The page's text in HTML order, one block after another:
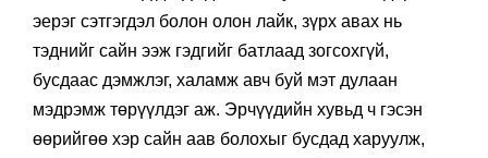
эерэг сэтгэгдэл болон олон лайк, зүрх авах нь
тэднийг сайн ээж гэдгийг батлаад зогсохгүй,
бусдаас дэмжлэг, халамж авч буй мэт дулаан
мэдрэмж төрүүлдэг аж. Эрчүүдийн хувьд ч гэсэн
өөрийгөө хэр сайн аав болохыг бусдад харуулж,